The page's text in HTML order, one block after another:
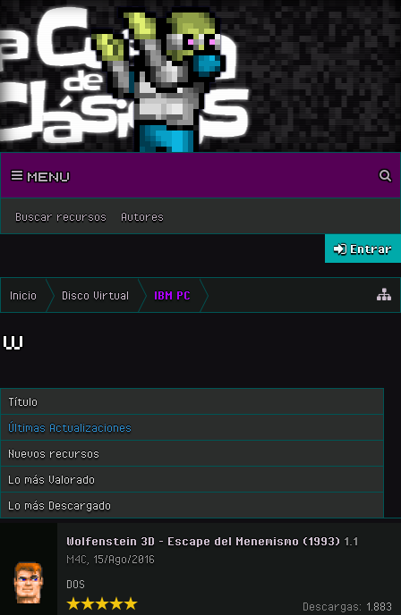
Buscar recursos Autores
MENU
Entrar
Inicio Disco Virtual IBM PC
W
Título
Últimas Actualizaciones
Nuevos recursos
Lo más Valorado
Lo más Descargado
Wolfenstein 3D - Escape del Menemismo (1993) 1.1
M4C 15/Ago/2016
DOS
Descargas: 1.883